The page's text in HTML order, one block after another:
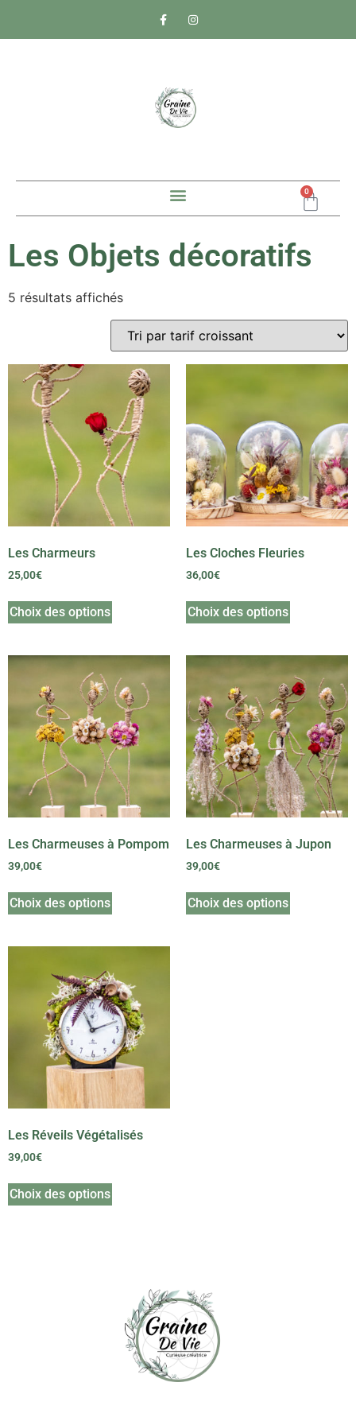
0
Les Objets décoratifs
5 résultats affichés
Les Charmeurs
25,00€
Choix des options
Les Cloches Fleuries
36,00€
Choix des options
Les Charmeuses à Pompom
39,00€
Choix des options
Les Charmeuses à Jupon
39,00€
Choix des options
Les Réveils Végétalisés
39,00€
Choix des options